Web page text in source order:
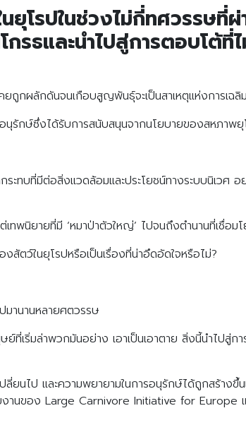
ยุโรปในช่วงไม่กี่ทศวรรษที่
รธและนำไปสู่การตอบโต้ที่
กผลักดันจนเกือบสูญพันธุ์จะเป็นสาเหตุแห่งการเฉลิ
รักษ์ซึ่งได้รับการสนับสนุนจากนโยบายของสหภาพยุ
ทบที่มีต่อสิ่งแวดล้อมและประโยชน์ทางระบบนิเวศ
พนิยายที่มี ‘หมาป่าตัวใหญ่’ ไปจนถึงตำนานที่เชื่อม
ตว์ในยุโรปหรือเป็นเรื่องที่น่าอึดอัดใจหรือไม่?
มานานหลายศตวรรษ
ริ่มล่าพวกมันอย่าง เอาเป็นเอาตาย สิ่งนี้นำไปสู่กา
นไป และความพยายามในการอนุรักษ์ได้ถูกสร้าง
านของ Large Carnivore Initiative for Europe แ